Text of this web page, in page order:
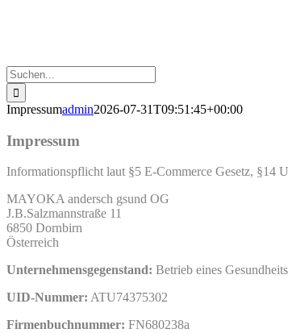
Suche
nach:
Impressumadmin2026-07-31T09:51:45+00:00
Impressum
Informationspflicht laut §5 E-Commerce Gesetz, §14
MAYOKA andersch gsund OG
J.B.Salzmannstraße 11
6850 Dornbirn
Österreich
Unternehmensgegenstand: Betrieb eines
UID-Nummer: ATU74375302
Firmenbuchnummer: FN680238a